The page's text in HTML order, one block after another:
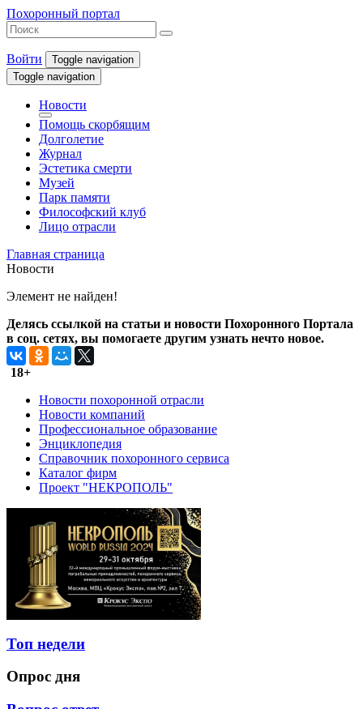
Похоронный портал
Войти
Toggle navigation
Toggle navigation
Новости
Помощь скорбящим
Долголетие
Журнал
Эстетика смерти
Музей
Парк памяти
Философский клуб
Лицо отрасли
Главная страница
Новости
Элемент не найден!
Делясь ссылкой на статьи и новости Похоронного Портала
в соц. сетях, вы помогаете другим узнать нечто новое.
18+
Новости похоронной отрасли
Новости компаний
Профессиональное образование
Энциклопедия
Справочник похоронного сервиса
Каталог фирм
Проект "НЕКРОПОЛЬ"
Топ недели
Опрос дня